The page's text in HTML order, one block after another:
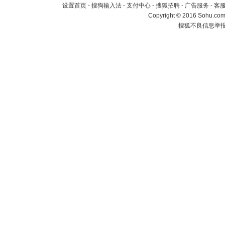
设置首页 - 搜狗输入法 - 支付中心 - 搜狐招聘 - 广告服务 - 客
Copyright©2016
搜狐不良信息举